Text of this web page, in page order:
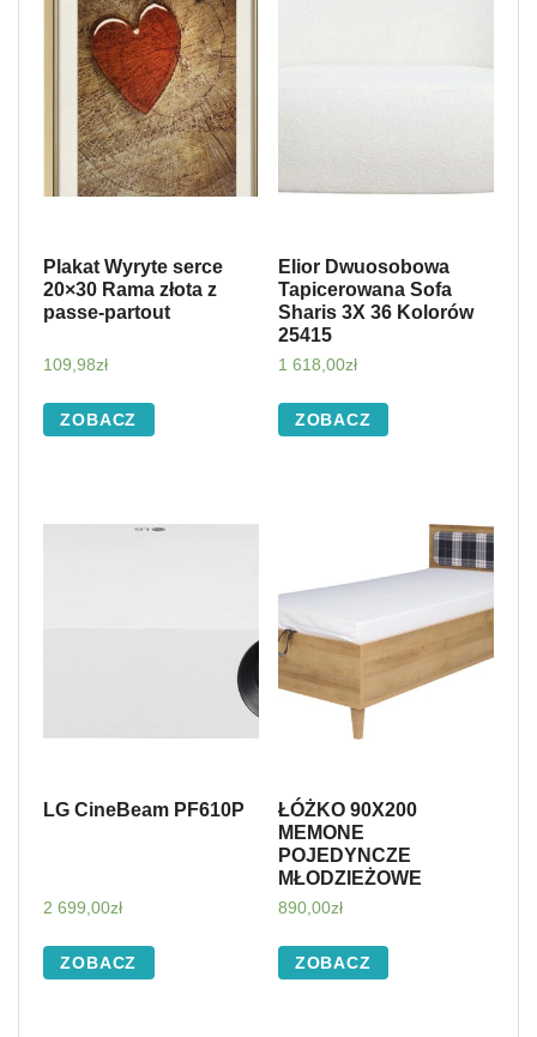
Plakat Wyryte serce
20×30 Rama złota z
passe-partout
109,98zł
ZOBACZ
Elior Dwuosobowa
Tapicerowana Sofa
Sharis 3X 36 Kolorów
25415
1 618,00zł
ZOBACZ
LG CineBeam PF610P
2 699,00zł
ZOBACZ
ŁÓŻKO 90X200
MEMONE
POJEDYNCZE
MŁODZIEŻOWE
890,00zł
ZOBACZ